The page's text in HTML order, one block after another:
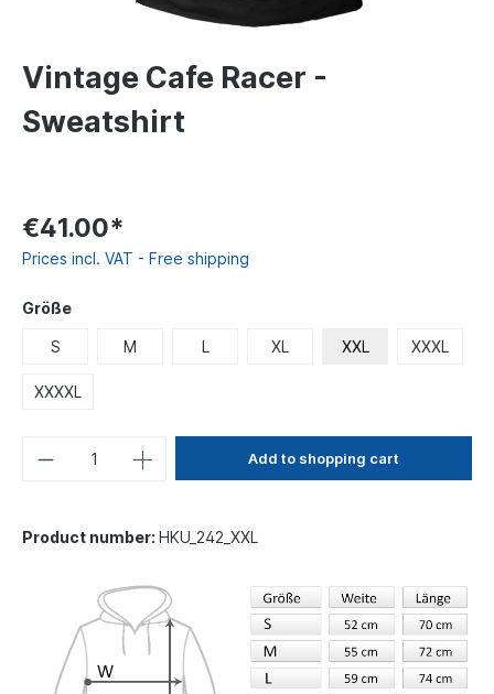
Vintage Cafe Racer -
Sweatshirt
€41.00*
Prices incl. VAT - Free shipping
Größe
S M L XL XXL XXXL
XXXXL
Add to shopping cart
Product number: HKU_242_XXL